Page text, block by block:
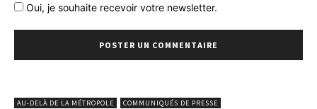
Oui, je souhaite recevoir votre newsletter.
AU-DELÀ DE LA MÉTROPOLE COMMUNIQUÉS DE PRESSE